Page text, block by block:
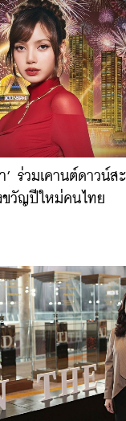
’ ร่วมเคานต์ดาวน์ส
ขวัญปีใหม่คนไทย